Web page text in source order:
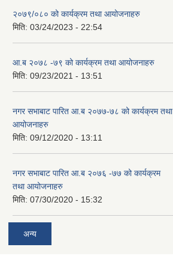
२०७९/०८० को कार्यक्रम तथा आयोजनाहरु
मिति: 03/24/2023 - 22:54
आ.ब २०७८ -७९ को कार्यक्रम तथा आयोजनाहरु
मिति: 09/23/2021 - 13:51
नगर सभाबाट पारित आ.ब २०७७-७८ को कार्यक्रम तथा
आयोजनाहरु
मिति: 09/12/2020 - 13:11
नगर सभाबाट पारित आ.ब २०७६ -७७ को कार्यक्रम
तथा आयोजनाहरु
मिति: 07/30/2020 - 15:32
अन्य